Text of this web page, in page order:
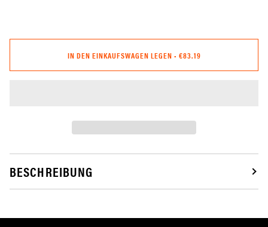
IN DEN EINKAUFSWAGEN LEGEN • €83.19
BESCHREIBUNG